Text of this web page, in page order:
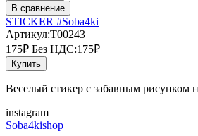
В сравнение
STICKER #Soba4ki
Артикул:T00243
175₽ Без НДС:175₽
Купить
Веселый стикер с забавным рисунком
instagram
Soba4kishop